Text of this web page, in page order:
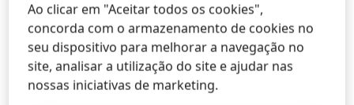
No primeiro trimestre, a área de negócio de
& Home Careapresentou um crescimento orgânico
de vendas estável de 0,1%. O segmento de Laundry
Care apresentou um ligeiro declínio geral, devido
principalmente à categoria de Fabric Cleaning,
Ao clicar em "Aceitar todos os cookies",
concorda com o armazenamento de cookies no
seu dispositivo para melhorar a navegação no
site, analisar a utilização do site e ajudar nas
nossas iniciativas de marketing.